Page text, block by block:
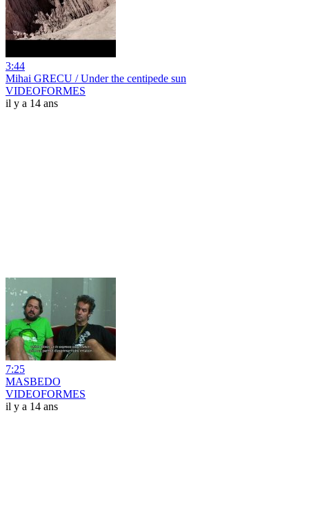
3:44
Mihai GRECU / Under the centipede sun
VIDEOFORMES
il y a 14 ans
7:25
MASBEDO
VIDEOFORMES
il y a 14 ans